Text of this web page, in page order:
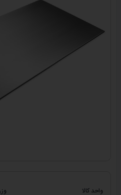
واحد کالا